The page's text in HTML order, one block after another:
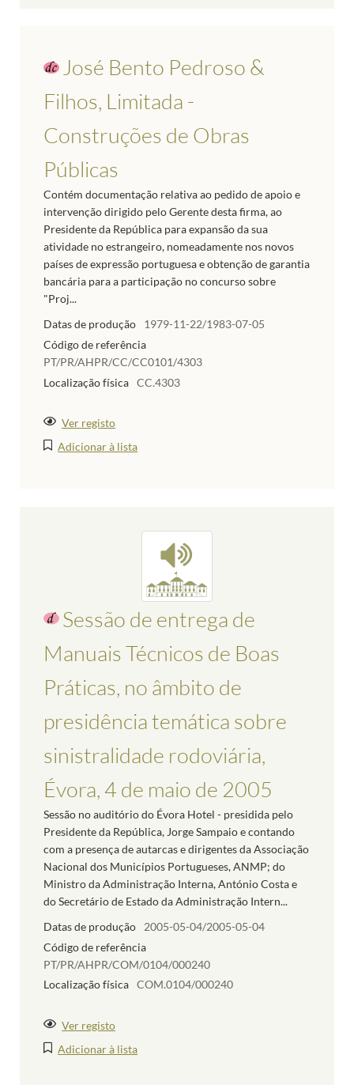
José Bento Pedroso &
Filhos, Limitada -
Construções de Obras
Públicas
Contém documentação relativa ao pedido de apoio e
intervenção dirigido pelo Gerente desta firma, ao
Presidente da República para expansão da sua
atividade no estrangeiro, nomeadamente nos novos
países de expressão portuguesa e obtenção de garantia
bancária para a participação no concurso sobre
"Proj...
Datas de produção
1979-11-22/1983-07-05
Código de referência
PT/PR/AHPR/CC/CC0101/4303
Localização física CC.4303
Ver registo
Adicionar à lista
Sessão de entrega de
Manuais Técnicos de Boas
Práticas, no âmbito de
presidência temática sobre
sinistralidade rodoviária,
Évora, 4 de maio de 2005
Sessão no auditório do Évora Hotel - presidida pelo
Presidente da República, Jorge Sampaio e contando
com a presença de autarcas e dirigentes da Associação
Nacional dos Municípios Portugueses, ANMP; do
Ministro da Administração Interna, António Costa e
do Secretário de Estado da Administração Intern...
Datas de produção
2005-05-04/2005-05-04
Código de referência
PT/PR/AHPR/COM/0104/000240
Localização física COM.0104/000240
Ver registo
Adicionar à lista